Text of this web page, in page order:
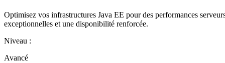
Optimisez vos infrastructures Java EE pour des performances
exceptionnelles et une disponibilité renforcée.
Niveau :
Avancé